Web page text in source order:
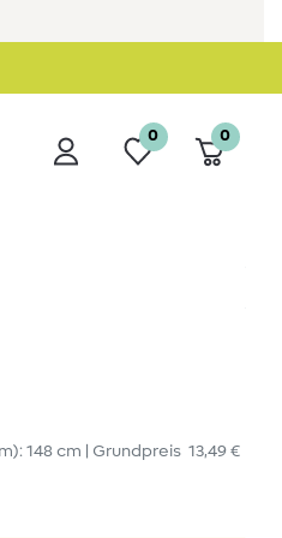
0 0
148 cm | Grundpreis 13,49 €